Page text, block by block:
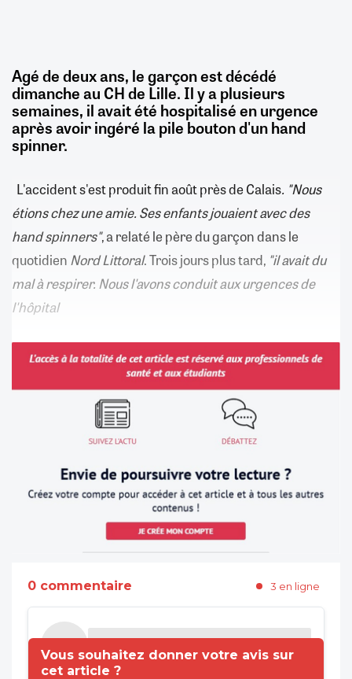
Agé de deux ans, le garçon est décédé
dimanche au CH de Lille. Il y a plusieurs
semaines, il avait été hospitalisé en urgence
après avoir ingéré la pile bouton d'un hand
spinner.
L'accident s'est produit fin août près de Calais. "Nous
étions chez une amie. Ses enfants jouaient avec des
hand spinners", a relaté le père du garçon dans le
quotidien Nord Littoral. Trois jours plus tard, "il avait du
mal à respirer. Nous l'avons conduit aux urgences de
l'hôpital
0 commentaire 3 en ligne
Vous souhaitez donner votre avis sur
cet article ?